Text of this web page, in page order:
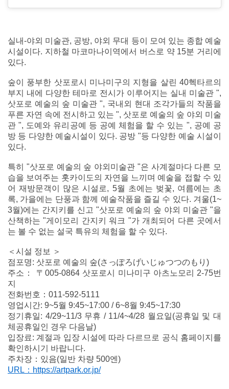
실내-야외 미술관, 공방, 야외 무대 등이 모여 있는 종합 예술
시설이다. 지하철 마코마나이역에서 버스로 약 15분 거리에
있다.
숲이 풍부한 삿포로시 미나미구의 지형을 살린 40헥타르의
부지 내에 다양한 테마로 전시가 이루어지는 실내 미술관 ",
삿포로 예술의 숲 미술관 ", 국내외 현대 조각가들의 작품을
푸른 자연 속에 전시하고 있는 ", 삿포로 예술의 숲 야외 미술
관 ", 도예와 유리공예 등 공예 체험을 할 수 있는 ", 공예 공
방 등 다양한 예술시설이 있다. 공방 "등 다양한 예술 시설이
있다.
특히 "삿포로 예술의 숲 야외미술관 "은 사계절마다 다른 모
습을 보여주는 홋카이도의 자연을 느끼며 예술을 접할 수 있
어 재방문객이 많은 시설로, 5월 초에는 벚꽃, 여름에는 초
록, 가을에는 단풍과 함께 예술작품을 즐길 수 있다. 겨울(1~
3월)에는 간지키를 신고 "삿포로 예술의 숲 야외 미술관 "을
산책하는 "게이모리 간지키 워크 "가 개최되어 다른 곳에서
는 볼 수 없는 설국 특유의 체험을 할 수 있다.
＜시설 정보 ＞
점포명: 삿포로 예술의 숲(さっぽろげいじゅつつのもり)
주소： 〒005-0864 삿포로시 미나미구 아츠노모리 2-75번
지
전화번호：011-592-5111
영업시간: 9~5월 9:45~17:00 / 6~8월 9:45~17:30
정기휴일: 4/29~11/3 무휴 / 11/4~4/28 월요일(공휴일 및 대
체공휴일인 경우 다음날)
입장료: 계절과 입장 시설에 따라 다르므로 공식 홈페이지를
확인하시기 바랍니다.
주차장：있음(일반 차량 500엔)
URL：https://artpark.or.jp/